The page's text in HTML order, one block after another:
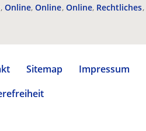
Online Online Online Rechtliches
Sitemap Impressum